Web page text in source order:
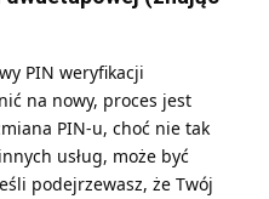
PIN weryfikacji
na nowy, proces jest
PIN-u, choć nie tak
usług, może być
podejrzewasz, że Twój